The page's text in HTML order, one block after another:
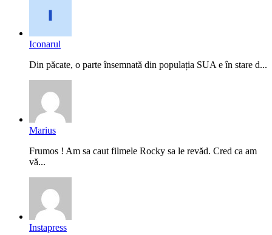
Iconarul
Din păcate, o parte însemnată din populația SUA e în stare d...
Marius
Frumos ! Am sa caut filmele Rocky sa le revăd. Cred ca am
vă...
Instapress